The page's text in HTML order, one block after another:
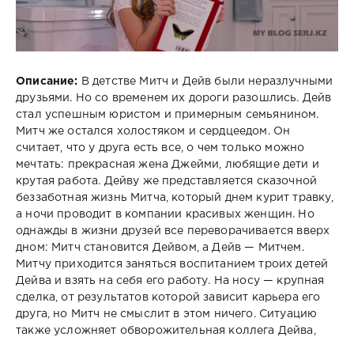
Описание: В детстве Митч и Дейв были неразлучными
друзьями. Но со временем их дороги разошлись. Дейв
стал успешным юристом и примерным семьянином.
Митч же остался холостяком и сердцеедом. Он
считает, что у друга есть все, о чем только можно
мечтать: прекрасная жена Джейми, любящие дети и
крутая работа. Дейву же представляется сказочной
беззаботная жизнь Митча, который днем курит травку,
а ночи проводит в компании красивых женщин. Но
однажды в жизни друзей все переворачивается вверх
дном: Митч становится Дейвом, а Дейв — Митчем.
Митчу приходится заняться воспитанием троих детей
Дейва и взять на себя его работу. На носу — крупная
сделка, от результатов которой зависит карьера его
друга, но Митч не смыслит в этом ничего. Ситуацию
также усложняет обворожительная коллега Дейва,